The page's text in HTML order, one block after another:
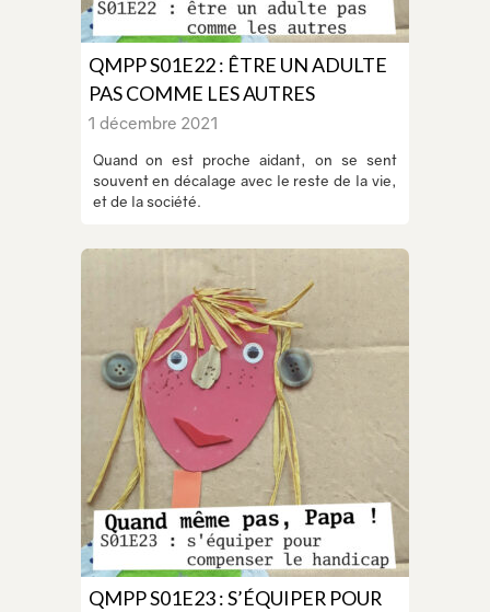
QMPP S01E22 : ÊTRE UN ADULTE
PAS COMME LES AUTRES
1 décembre 2021
Quand on est proche aidant, on se sent
souvent en décalage avec le reste de la vie,
et de la société.
QMPP S01E23 : S’ÉQUIPER POUR